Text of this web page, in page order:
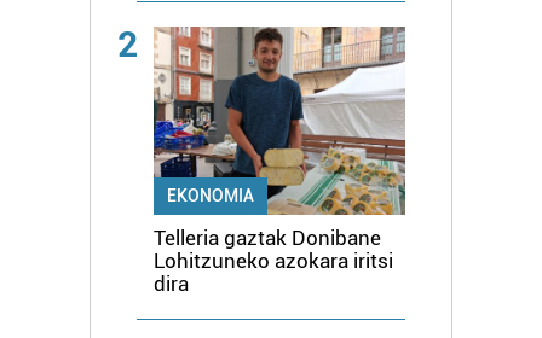
2
EKONOMIA
Telleria gaztak Donibane
Lohitzuneko azokara iritsi
dira